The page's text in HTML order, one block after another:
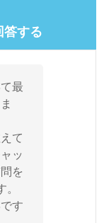
答する
最
て
ッ
を
す